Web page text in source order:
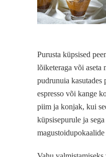
Purusta küpsised
lõiketeraga või aseta
pudrunuia kasutades
espresso või kange
piim ja konjak, kui
küpsisepurule ja